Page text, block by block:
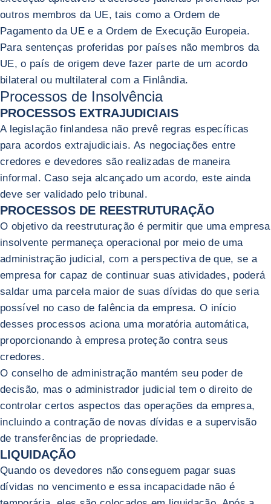
outros membros da UE, tais como a Ordem de
Pagamento da UE e a Ordem de Execução Europeia.
Para sentenças proferidas por países não membros da
UE, o país de origem deve fazer parte de um acordo
bilateral ou multilateral com a Finlândia.
Processos de Insolvência
PROCESSOS EXTRAJUDICIAIS
A legislação finlandesa não prevê regras específicas
para acordos extrajudiciais. As negociações entre
credores e devedores são realizadas de maneira
informal. Caso seja alcançado um acordo, este ainda
deve ser validado pelo tribunal.
PROCESSOS DE REESTRUTURAÇÃO
O objetivo da reestruturação é permitir que uma empresa
insolvente permaneça operacional por meio de uma
administração judicial, com a perspectiva de que, se a
empresa for capaz de continuar suas atividades, poderá
saldar uma parcela maior de suas dívidas do que seria
possível no caso de falência da empresa. O início
desses processos aciona uma moratória automática,
proporcionando à empresa proteção contra seus
credores.
O conselho de administração mantém seu poder de
decisão, mas o administrador judicial tem o direito de
controlar certos aspectos das operações da empresa,
incluindo a contração de novas dívidas e a supervisão
de transferências de propriedade.
LIQUIDAÇÃO
Quando os devedores não conseguem pagar suas
dívidas no vencimento e essa incapacidade não é